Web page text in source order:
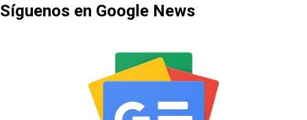
Síguenos en Google News